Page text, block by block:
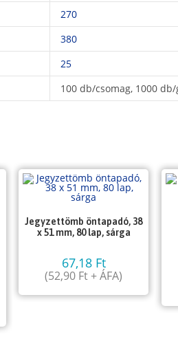
270
380
25
100 db/csomag, 1000
Jegyzettömb öntapadó, 38
x 51 mm, 80 lap, sárga
67,18 Ft
(52,90 Ft+ ÁFA)